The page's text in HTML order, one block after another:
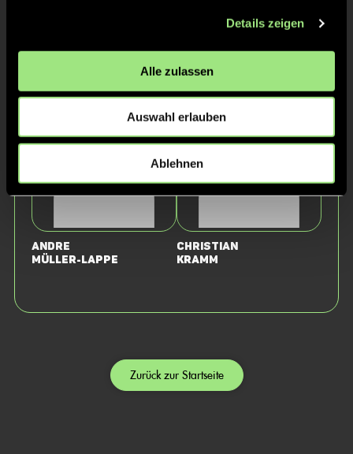
Details zeigen
Alle zulassen
Auswahl erlauben
Ablehnen
Staff
Andre
Müller-Lappe
Christian
Kramm
Zurück zur Startseite